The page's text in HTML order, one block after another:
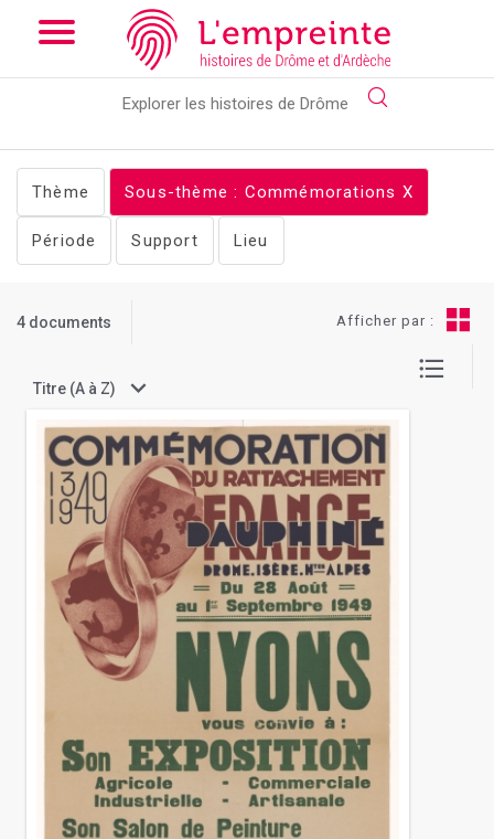
Array ( [slug] => documents [stheme] => Commémorations )
Add the new slick-theme.css if you want the default styling
Thème Sous-thème : Commémorations X
Période Support Lieu
4 documents
Titre (A à Z)
Afficher par :